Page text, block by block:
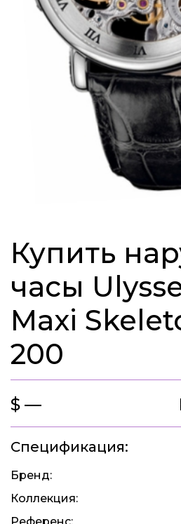
Купить
часы
Maxi
200
$ —
Спецификация:
Бренд:
Коллекция: